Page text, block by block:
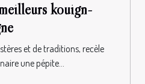
kouign-
et de traditions, recèle
une pépite...